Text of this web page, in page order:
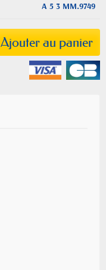
A 5 3 MM.9749
Ajouter au panier